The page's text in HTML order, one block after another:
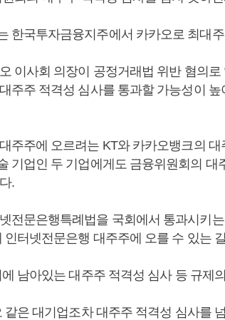
한국투자금융지주에서 카카오로 최대
이사회 의장이 공정거래법 위반 혐의
주주 적격성 심사를 통과할 가능성이
주주에 오르려는 KT와 카카오뱅크의
기업인 두 기업에게도 금융위원회의 대
.
전문은행특례법을 국회에서 통과시키
인터넷전문은행 대주주에 오를 수 있는
남아있는 대주주 적격성 심사 등 규제
같은 대기업조차 대주주 적격성 심사를